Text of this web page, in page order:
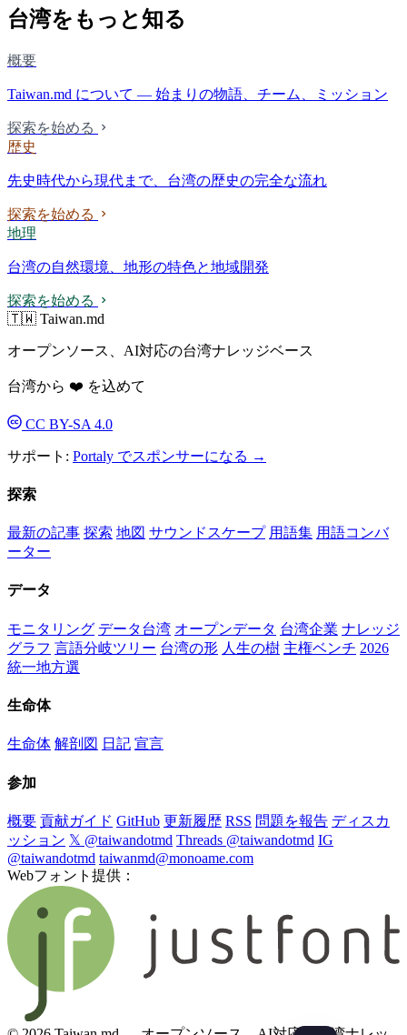
台湾をもっと知る
概要
Taiwan.md について — 始まりの物語、チーム、ミッション
探索を始める
歴史
先史時代から現代まで、台湾の歴史の完全な流れ
探索を始める
地理
台湾の自然環境、地形の特色と地域開発
探索を始める
🇹🇼 Taiwan.md
オープンソース、AI対応の台湾ナレッジベース
台湾から ❤️ を込めて
CC BY-SA 4.0
サポート: Portaly でスポンサーになる →
探索
最新の記事 探索 地図 サウンドスケープ 用語集 用語コンバ
ーター
データ
モニタリング データ台湾 オープンデータ 台湾企業 ナレッジ
グラフ 言語分岐ツリー 台湾の形 人生の樹 主権ベンチ 2026
統一地方選
生命体
生命体 解剖図 日記 宣言
参加
概要 貢献ガイド GitHub 更新履歴 RSS 問題を報告 ディスカ
ッション 𝕏 @taiwandotmd Threads @taiwandotmd IG
@taiwandotmd taiwanmd@monoame.com
Webフォント提供：